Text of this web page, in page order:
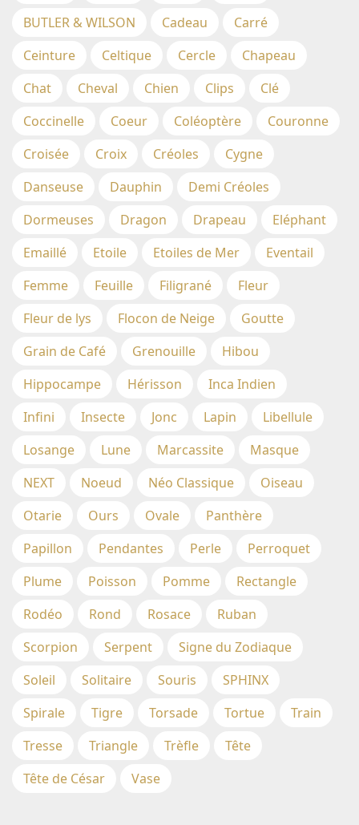
BUTLER & WILSON
Cadeau
Carré
Ceinture
Celtique Cercle
Chapeau
Chat
Cheval Chien Clips
Clé
Coccinelle
Coeur Coléoptère
Couronne
Croisée
Croix Créoles
Cygne
Danseuse
Dauphin
Demi Créoles
Dormeuses
Dragon Drapeau
Eléphant
Emaillé
Etoile Etoiles de Mer
Eventail
Femme
Feuille Filigrané
Fleur
Fleur de lys
Flocon de Neige
Goutte
Grain de Café
Grenouille
Hibou
Hippocampe
Hérisson
Inca Indien
Infini
Insecte Jonc Lapin
Libellule
Losange
Lune Marcassite
Masque
NEXT
Noeud Néo Classique
Oiseau
Otarie
Ours Ovale
Panthère
Papillon
Pendantes Perle
Perroquet
Plume
Poisson Pomme
Rectangle
Rodéo
Rond Rosace
Ruban
Scorpion
Serpent
Signe du Zodiaque
Soleil
Solitaire Souris
SPHINX
Spirale
Tigre Torsade Tortue
Train
Tresse
Triangle Trèfle
Tête
Tête de César
Vase